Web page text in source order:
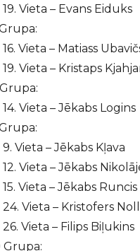
19. Vieta – Evans Eiduks
16. Vieta – Matiass
19. Vieta – Kristaps
14. Vieta – Jēkabs Logins
9. Vieta – Jēkabs Kļava
12. Vieta – Jēkabs
15. Vieta – Jēkabs Runcis
24. Vieta – Kristofers
26. Vieta – Filips Biļukins
Grupa: